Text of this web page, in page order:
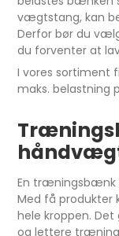
vægtstang, kan
Derfor bør du
du forventer at
I vores
maks. belastning
En træningsbænk
Med få produkter
hele kroppen.
og lettere